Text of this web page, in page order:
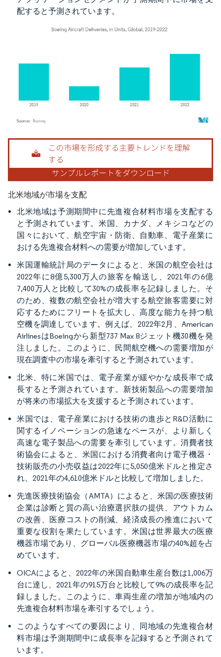
配すると予測されています。
画像 © Mordor Intelligence。再利用にはCC BY 4.0の表示が必要です。
北米地域が市場を支配
北米地域は予測期間中に先進複合材料市場を支配する
と予測されています。米国、カナダ、メキシコなどの
国々において、航空宇宙・防衛、自動車、電子産業に
おける先進複合材料への需要が増加しています。
米国運輸統計局のデータによると、米国の航空会社は
2022年に8億5,300万人の旅客を輸送し、2021年の6億
7,400万人と比較して30%の成長率を記録しました。そ
のため、複数の航空会社が増大する航空旅客需要に対
応するためにフリートを拡大し、高度な能力を持つ航
空機を調達しています。例えば、2022年2月、American
AirlinesはBoeingから新型737 Max 8ジェット機30機を発
注しました。このように、民間航空機への需要増加が
現在調査中の市場を牽引すると予測されています。
北米、特に米国では、電子産業が緩やかな成長率で成
長すると予測されています。新技術製品への需要増加
が将来の市場拡大を支援すると予測されています。
米国では、電子産業における技術の進歩とR&D活動に
関するイノベーションの急速なペースが、より新しく
高速な電子製品への需要を牽引しています。消費者技
術協会によると、米国における消費者向け電子機器・
技術販売の小売収益は2022年に5,050億米ドルと推定さ
れ、2021年の4,610億米ドルと比較して増加しました。
先進医療技術協会（AMTA）によると、米国の医療技術
企業は診断と質の高い治療選択肢の提供、アウトカム
の改善、医療コストの削減、経済成長の推進において
重要な役割を果たしています。米国は世界最大の医療
機器市場であり、グローバル医療機器市場の40%超を占
めています。
OICAによると、2022年の米国自動車生産台数は1,006万
台に達し、2021年の915万台と比較して9%の成長率を記
録しました。このように、車両生産の増加が地域内の
先進複合材料市場を牽引するでしょう。
このようなすべての要因により、同地域の先進複合材
料市場は予測期間中に成長率を記録すると予測されて
います。